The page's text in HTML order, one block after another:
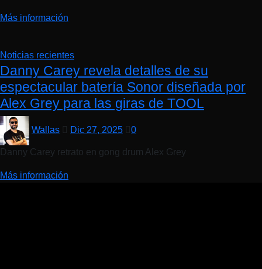
Más información
Noticias recientes
Danny Carey revela detalles de su
espectacular batería Sonor diseñada por
Alex Grey para las giras de TOOL
Wallas Dic 27, 2025 0
Danny Carey retrato en gong drum Alex Grey
Más información